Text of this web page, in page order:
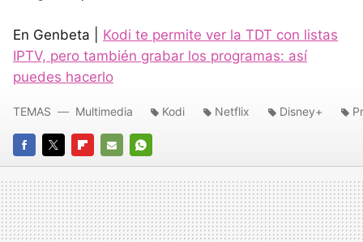
En Genbeta | Kodi te permite ver la TDT con listas
IPTV, pero también grabar los programas: así
puedes hacerlo
FACEBOOK
TWITTERFLIPBOARD
E-
MAIL
WHATSAPP
TEMAS Multimedia Kodi Netflix Disney+